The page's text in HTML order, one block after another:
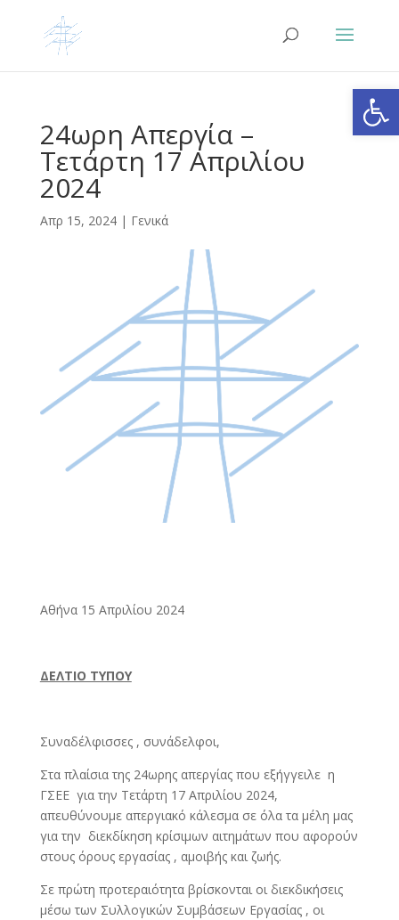
24ωρη Απεργία –
Τετάρτη 17 Απριλίου
2024
Απρ 15, 2024| Γενικά
Αθήνα 15 Απριλίου 2024
ΔΕΛΤΙΟ ΤΥΠΟΥ
Συναδέλφισσες , συνάδελφοι,
Στα πλαίσια της 24ωρης απεργίας που εξήγγειλε η
ΓΣΕΕ για την Τετάρτη 17 Απριλίου 2024,
απευθύνουμε απεργιακό κάλεσμα σε όλα τα μέλη μας
για την διεκδίκηση κρίσιμων αιτημάτων που αφορούν
στους όρους εργασίας , αμοιβής και ζωής.
Σε πρώτη προτεραιότητα βρίσκονται οι διεκδικήσεις
μέσω των Συλλογικών Συμβάσεων Εργασίας , οι